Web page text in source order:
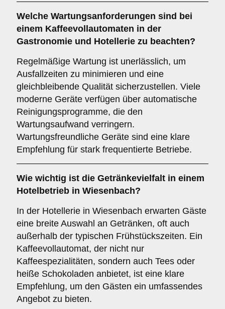
Welche Wartungsanforderungen sind bei
einem Kaffeevollautomaten in der
Gastronomie und Hotellerie zu beachten?
Regelmäßige Wartung ist unerlässlich, um
Ausfallzeiten zu minimieren und eine
gleichbleibende Qualität sicherzustellen. Viele
moderne Geräte verfügen über automatische
Reinigungsprogramme, die den
Wartungsaufwand verringern.
Wartungsfreundliche Geräte sind eine klare
Empfehlung für stark frequentierte Betriebe.
Wie wichtig ist die Getränkevielfalt in einem
Hotelbetrieb in Wiesenbach?
In der Hotellerie in Wiesenbach erwarten Gäste
eine breite Auswahl an Getränken, oft auch
außerhalb der typischen Frühstückszeiten. Ein
Kaffeevollautomat, der nicht nur
Kaffeespezialitäten, sondern auch Tees oder
heiße Schokoladen anbietet, ist eine klare
Empfehlung, um den Gästen ein umfassendes
Angebot zu bieten.